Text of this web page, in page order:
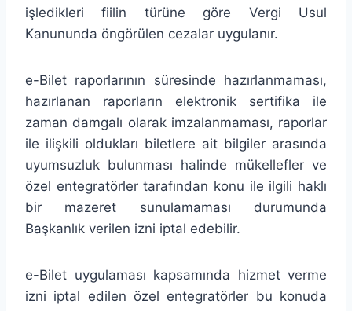
işledikleri fiilin türüne göre Vergi Usul
Kanununda öngörülen cezalar uygulanır.
e-Bilet raporlarının süresinde hazırlanmaması,
hazırlanan raporların elektronik sertifika ile
zaman damgalı olarak imzalanmaması, raporlar
ile ilişkili oldukları biletlere ait bilgiler arasında
uyumsuzluk bulunması halinde mükellefler ve
özel entegratörler tarafından konu ile ilgili haklı
bir mazeret sunulamaması durumunda
Başkanlık verilen izni iptal edebilir.
e-Bilet uygulaması kapsamında hizmet verme
izni iptal edilen özel entegratörler bu konuda